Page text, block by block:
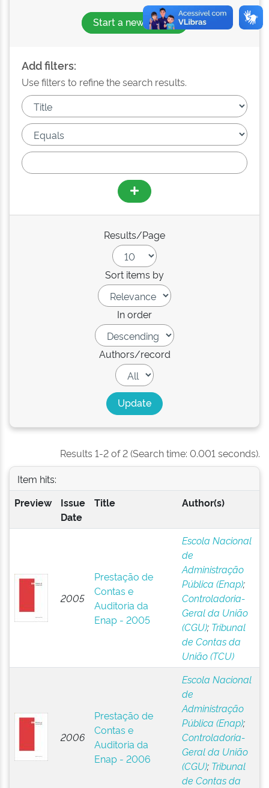
Start a new search
Add filters:
Use filters to refine the search results.
Results/Page
Sort items by
In order
Authors/record
Results 1-2 of 2 (Search time: 0.001 seconds).
Item hits:
Preview
Issue
Date
Title Author(s)
2005
Prestação de
Contas e
Auditoria da
Enap - 2005
Escola Nacional
de
Administração
Pública (Enap);
Controladoria-
Geral da União
(CGU); Tribunal
de Contas da
União (TCU)
2006
Prestação de
Contas e
Auditoria da
Enap - 2006
Escola Nacional
de
Administração
Pública (Enap);
Controladoria-
Geral da União
(CGU); Tribunal
de Contas da